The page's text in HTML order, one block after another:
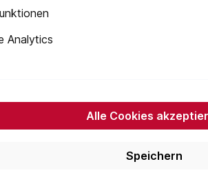
65 Stoffe
Stoffe
Analytics
Alle Cookies
Speichern